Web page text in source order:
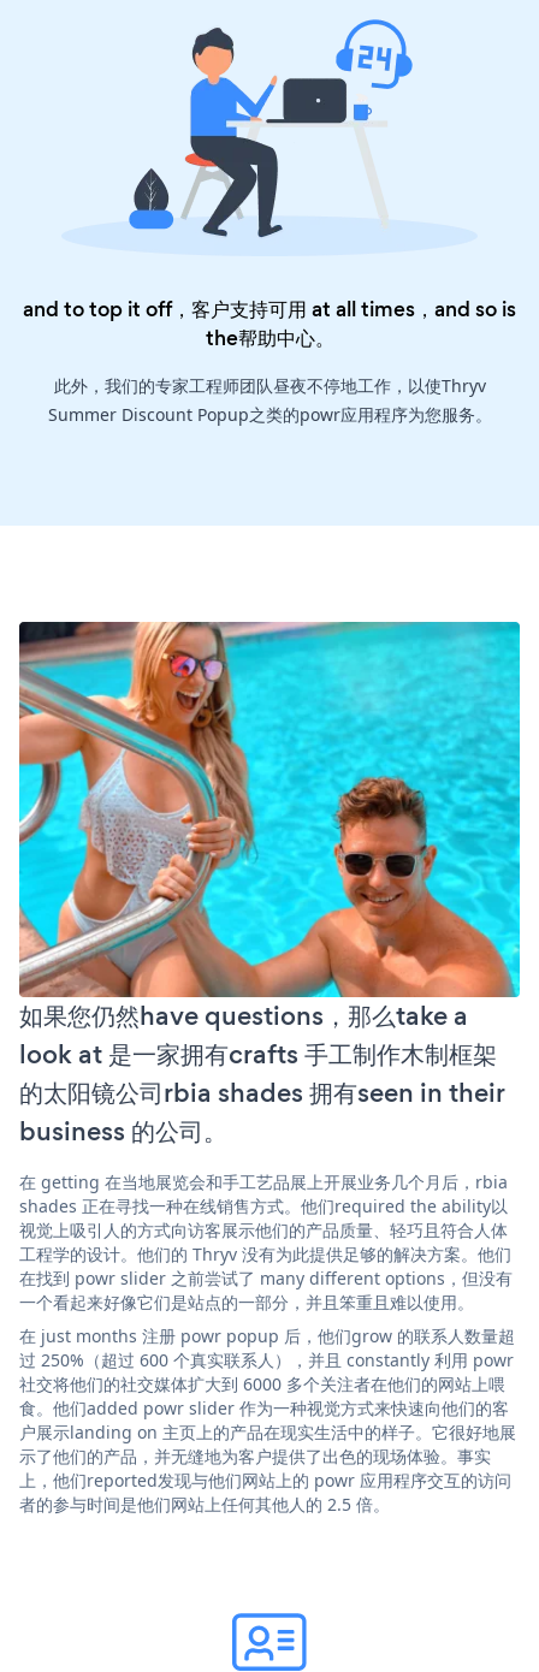
and to top it off，客户支持可用 at all times，and so is
the帮助中心。
此外，我们的专家工程师团队昼夜不停地工作，以使Thryv
Summer Discount Popup之类的powr应用程序为您服务。
如果您仍然have questions，那么take a
look at 是一家拥有crafts 手工制作木制框架
的太阳镜公司rbia shades 拥有seen in their
business 的公司。
在 getting 在当地展览会和手工艺品展上开展业务几个月后，rbia
shades 正在寻找一种在线销售方式。他们required the ability以
视觉上吸引人的方式向访客展示他们的产品质量、轻巧且符合人体
工程学的设计。他们的 Thryv 没有为此提供足够的解决方案。他们
在找到 powr slider 之前尝试了 many different options，但没有
一个看起来好像它们是站点的一部分，并且笨重且难以使用。
在 just months 注册 powr popup 后，他们grow 的联系人数量超
过 250%（超过 600 个真实联系人），并且 constantly 利用 powr
社交将他们的社交媒体扩大到 6000 多个关注者在他们的网站上喂
食。他们added powr slider 作为一种视觉方式来快速向他们的客
户展示landing on 主页上的产品在现实生活中的样子。它很好地展
示了他们的产品，并无缝地为客户提供了出色的现场体验。事实
上，他们reported发现与他们网站上的 powr 应用程序交互的访问
者的参与时间是他们网站上任何其他人的 2.5 倍。